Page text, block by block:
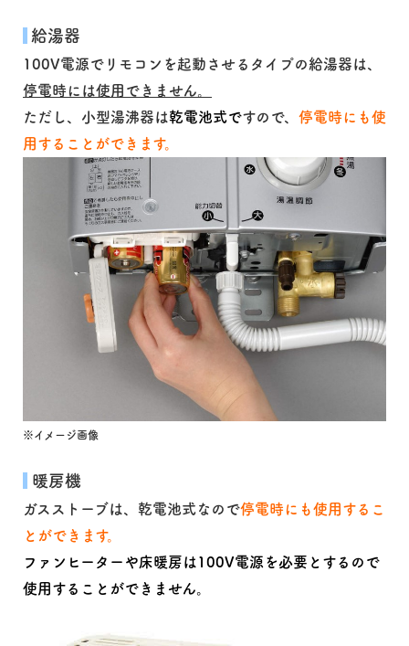
給湯器
100V電源でリモコンを起動させるタイプの給湯器は、
停電時には使用できません。
ただし、小型湯沸器は乾電池式ですので、 停電時にも使
用することができます。
※イメージ画像
暖房機
ガスストーブは、乾電池式なので停電時にも使用するこ
とができます。
ファンヒーターや床暖房は100V電源を必要とするので
使用することができません。